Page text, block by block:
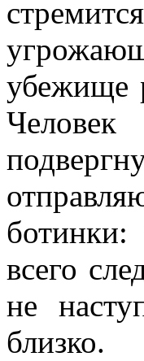
убежище
всего
не
близко.